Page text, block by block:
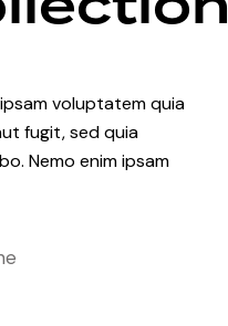
voluptatem quia
fugit, sed quia
Nemo enim ipsam